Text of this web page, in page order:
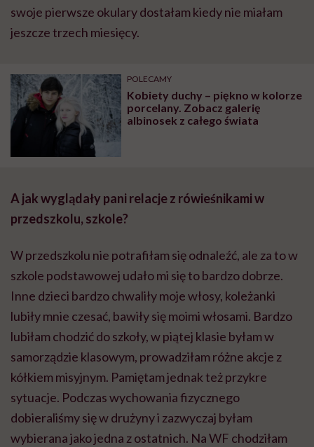
swoje pierwsze okulary dostałam kiedy nie miałam
jeszcze trzech miesięcy.
POLECAMY
Kobiety duchy – piękno w kolorze
porcelany. Zobacz galerię
albinosek z całego świata
A jak wyglądały pani relacje z rówieśnikami w
przedszkolu, szkole?
W przedszkolu nie potrafiłam się odnaleźć, ale za to w
szkole podstawowej udało mi się to bardzo dobrze.
Inne dzieci bardzo chwaliły moje włosy, koleżanki
lubiły mnie czesać, bawiły się moimi włosami. Bardzo
lubiłam chodzić do szkoły, w piątej klasie byłam w
samorządzie klasowym, prowadziłam różne akcje z
kółkiem misyjnym. Pamiętam jednak też przykre
sytuacje. Podczas wychowania fizycznego
dobieraliśmy się w drużyny i zazwyczaj byłam
wybierana jako jedna z ostatnich. Na WF chodziłam